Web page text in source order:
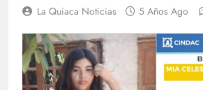
La Quiaca Noticias 5 Años Ago